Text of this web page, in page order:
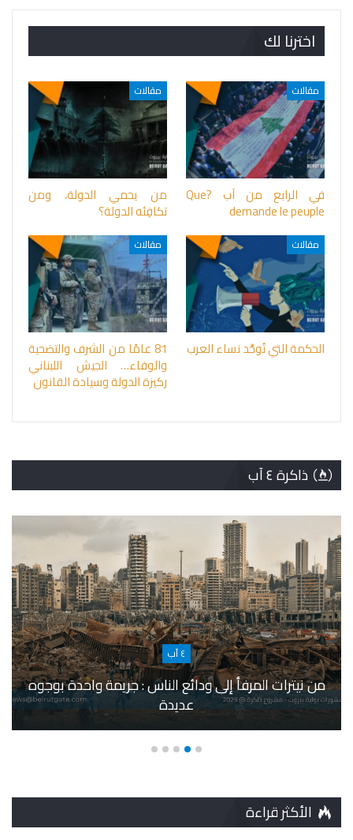
اخترنا لك
مقالات
في الرابع من آب ?Que
demande le peuple
مقالات
من يحمي الدولة، ومن
تكافِئه الدولة؟
مقالات
الحكمة التي تُوحِّد نساء العرب
مقالات
81 عامًا من الشرف والتضحية
والوفاء… الجيش اللبناني
ركيزة الدولة وسيادة القانون
ذاكرة ٤ آب
٤ آب
من نيترات المرفأ إلى ودائع الناس : جريمة واحدة بوجوه
عديدة
الأكثر قراءة